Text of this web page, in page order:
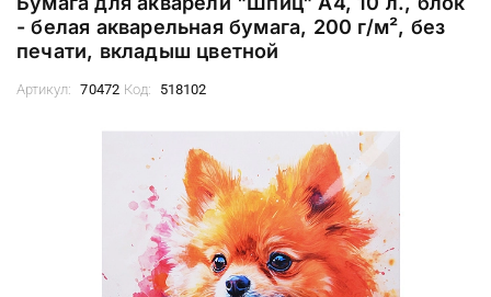
- белая акварельная бумага, 200 г/м², без
печати, вкладыш цветной
Артикул: 70472 Код: 518102